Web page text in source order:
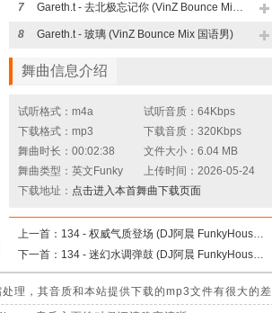
7 Gareth.t - 去北极忘记你 (VinZ Bounce Mix 国语男)
8 Gareth.t - 玻璃 (VinZ Bounce Mix 国语男)
舞曲信息介绍
试听格式：m4a
试听音质：64Kbps
下载格式：mp3
下载音质：320Kbps
舞曲时长：00:02:38
文件大小：6.04 MB
舞曲类型：英文Funky
上传时间：2026-05-24
下载地址： 点击进入本首舞曲下载页面
上一首：
134 - 权威气质登场 (DJ阿晨 FunkyHouse Mix Q鼓)
下一首：
134 - 迷幻水调弹鼓 (DJ阿晨 FunkyHouse Mix Q鼓)
理，其音质和本站提供下载的mp3文件有很大的差